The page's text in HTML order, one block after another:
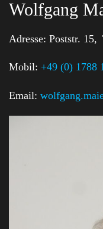
Wolfgang
Adresse: Poststr. 15,
Mobil: +49 (0) 1788
Email: